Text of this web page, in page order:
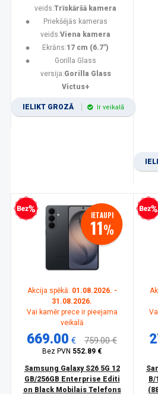
veids:Trīskāršā kamera
Priekšējās kameras
veids:Viena kamera
Ekrāns:17 cm (6.7")
Gorilla Glass
versija:Gorilla Glass
Victus+
IELIKT GROZĀ Ir veikalā
kredīts IETAUPI
11%
Akcija spēkā: 01.08.2026. -
31.08.2026.
Vai kamēr prece ir pieejama
veikalā
669.00 € 759.00 €
Bez PVN 552.89 €
Samsung Galaxy S26 5G 12
GB/256GB Enterprise Editi
on Black Mobilais Telefons
Bezprocentu